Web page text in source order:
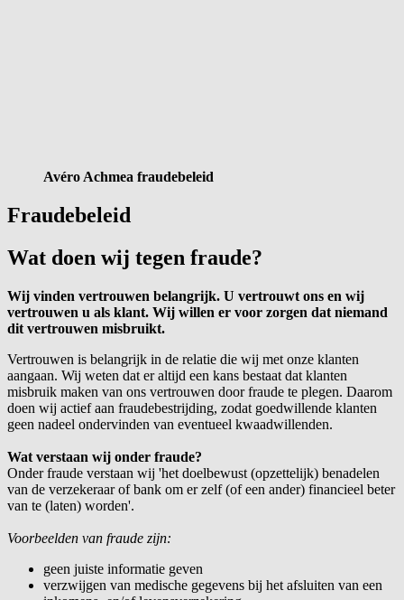
Avéro Achmea fraudebeleid
Fraudebeleid
Wat doen wij tegen fraude?
Wij vinden vertrouwen belangrijk. U vertrouwt ons en wij
vertrouwen u als klant. Wij willen er voor zorgen dat niemand
dit vertrouwen misbruikt.
Vertrouwen is belangrijk in de relatie die wij met onze klanten
aangaan. Wij weten dat er altijd een kans bestaat dat klanten
misbruik maken van ons vertrouwen door fraude te plegen. Daarom
doen wij actief aan fraudebestrijding, zodat goedwillende klanten
geen nadeel ondervinden van eventueel kwaadwillenden.
Wat verstaan wij onder fraude?
Onder fraude verstaan wij 'het doelbewust (opzettelijk) benadelen
van de verzekeraar of bank om er zelf (of een ander) financieel beter
van te (laten) worden'.
Voorbeelden van fraude zijn:
geen juiste informatie geven
verzwijgen van medische gegevens bij het afsluiten van een